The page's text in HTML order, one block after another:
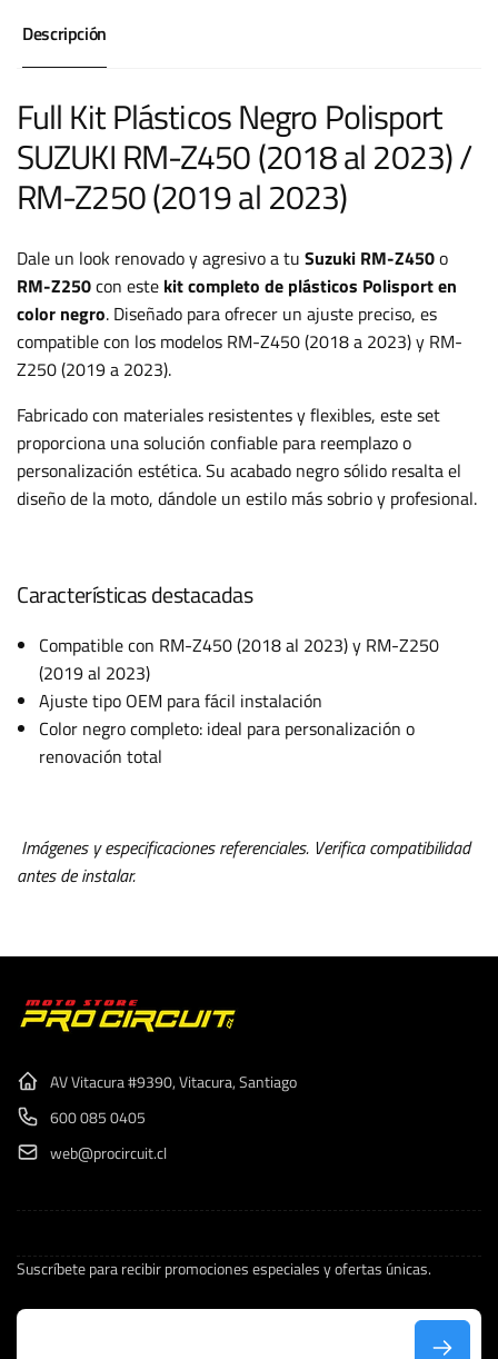
Descripción
Full Kit Plásticos Negro Polisport
SUZUKI RM-Z450 (2018 al 2023) /
RM-Z250 (2019 al 2023)
Dale un look renovado y agresivo a tu Suzuki RM-Z450o
RM-Z250con este kit completo de plásticos Polisport en
color negro. Diseñado para ofrecer un ajuste preciso, es
compatible con los modelos RM-Z450 (2018 a 2023) y RM-
Z250 (2019 a 2023).
Fabricado con materiales resistentes y flexibles, este set
proporciona una solución confiable para reemplazo o
personalización estética. Su acabado negro sólido resalta el
diseño de la moto, dándole un estilo más sobrio y profesional.
Características destacadas
Compatible con RM-Z450 (2018 al 2023) y RM-Z250
(2019 al 2023)
Ajuste tipo OEM para fácil instalación
Color negro completo: ideal para personalización o
renovación total
Imágenes y especificaciones referenciales. Verifica compatibilidad
antes de instalar.
AV Vitacura #9390, Vitacura, Santiago
600 085 0405
web@procircuit.cl
Suscríbete para recibir promociones especiales y ofertas únicas.